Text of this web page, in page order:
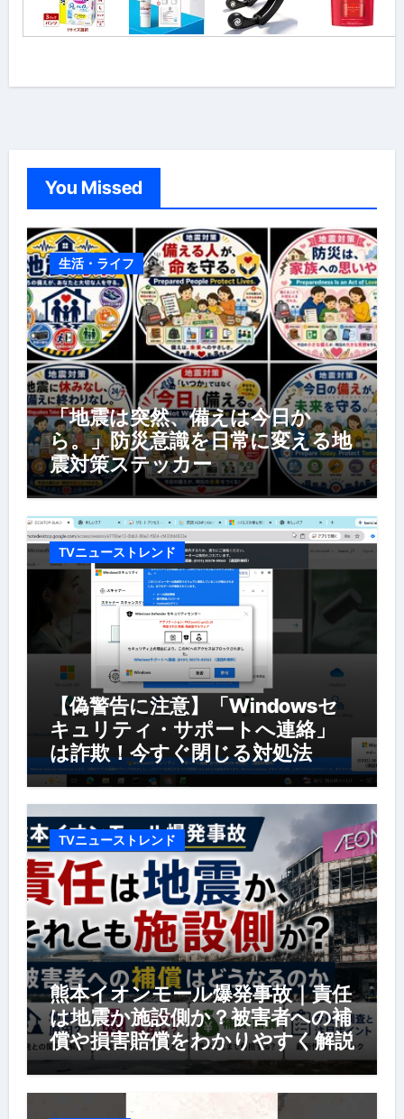
You Missed
生活・ライフ
「地震は突然、備えは今日か
ら。」防災意識を日常に変える地
震対策ステッカー
TVニューストレンド
【偽警告に注意】「Windowsセ
キュリティ・サポートへ連絡」
は詐欺！今すぐ閉じる対処法
TVニューストレンド
熊本イオンモール爆発事故｜責任
は地震か施設側か？被害者への補
償や損害賠償をわかりやすく解説